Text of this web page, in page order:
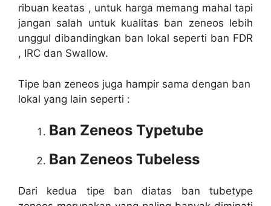
ribuan keatas , untuk harga memang mahal tapi
jangan salah untuk kualitas ban zeneos lebih
unggul dibandingkan ban lokal seperti ban FDR
, IRC dan Swallow.
Tipe ban zeneos juga hampir sama dengan ban
lokal yang lain seperti :
Ban Zeneos Typetube
Ban Zeneos Tubeless
Dari kedua tipe ban diatas ban tubetype